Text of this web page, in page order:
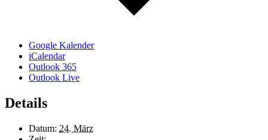
Google Kalender
iCalendar
Outlook 365
Outlook Live
Details
Datum: 24. März